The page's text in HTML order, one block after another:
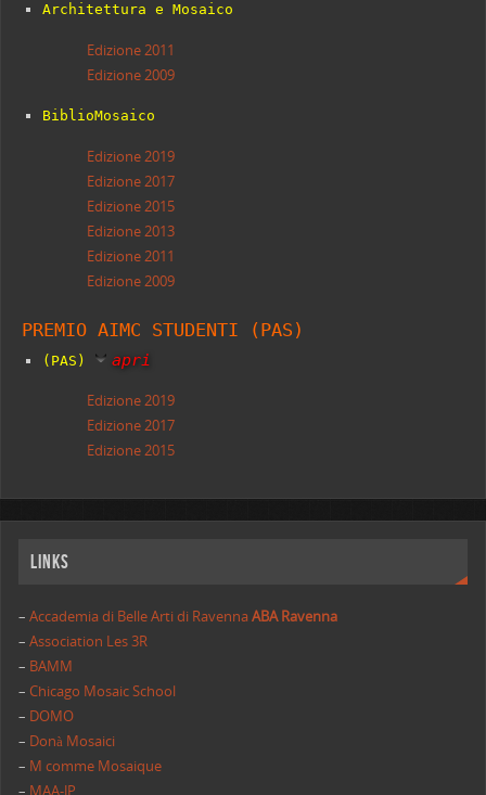
Architettura e Mosaico
Edizione 2011
Edizione 2009
BiblioMosaico
Edizione 2019
Edizione 2017
Edizione 2015
Edizione 2013
Edizione 2011
Edizione 2009
PREMIO AIMC STUDENTI (PAS)
(PAS) apri
Edizione 2019
Edizione 2017
Edizione 2015
Links
– Accademia di Belle Arti di RavennaABA Ravenna
–Association Les 3R
– BAMM
–Chicago Mosaic School
– DOMO
– Donà Mosaici
– M comme Mosaique
– MAA-JP